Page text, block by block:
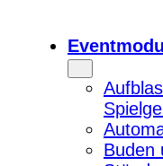
Buden